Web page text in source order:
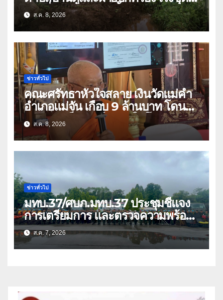
ลอกสิ่งกีดขวางทางน้ำ ป้องกันและลด
ปัญหาน้ำท่วม
ส.ค. 8, 2026
ข่าวทั่วไป
คณะศรัทธาหัวใจสลาย เงินวัดแม่คำ
อำเภอแม่จัน เกือบ 9 ล้านบาท โดน
แก๊งคอลเซ็นเตอร์หลอกให้โอนข้ามปีก
ว่า 66 บัญชี
ส.ค. 8, 2026
ข่าวทั่วไป
มทบ.37/ศบภ.มทบ.37 ประชุมชี้แจง
การเตรียมการ และตรวจความพร้อม
ด้านการบรรเทาสาธารณภัย
ส.ค. 7, 2026